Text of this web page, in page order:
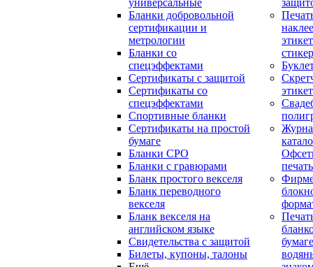
Бланки добровольной
сертификации и
метрологии
Бланки со
спецэффектами
Сертификаты с защитой
Сертификаты со
спецэффектами
Спортивные бланки
Cертификаты на простой
бумаге
Бланки СРО
Бланки с гравюрами
Бланк простого векселя
Бланк переводного
векселя
Бланк векселя на
английском языке
Свидетельства с защитой
Билеты, купоны, талоны
печать